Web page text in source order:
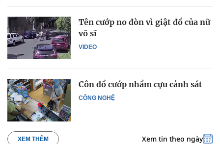
VIDEO
Tên cướp no đòn vì giật đồ của nữ
võ sĩ
CÔNG NGHỆ
Côn đồ cướp nhầm cựu cảnh sát
XEM THÊM Xem tin theo ngày